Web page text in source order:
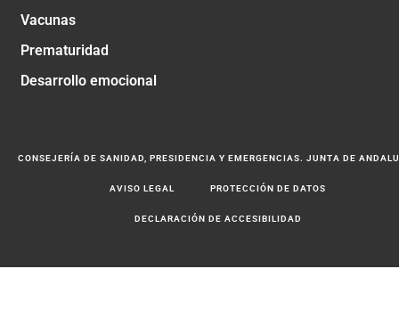
Vacunas
Prematuridad
Desarrollo emocional
CONSEJERÍA DE SANIDAD, PRESIDENCIA Y EMERGENCIAS. JUNTA DE
AVISO LEGAL PROTECCIÓN DE DATOS
DECLARACIÓN DE ACCESIBILIDAD